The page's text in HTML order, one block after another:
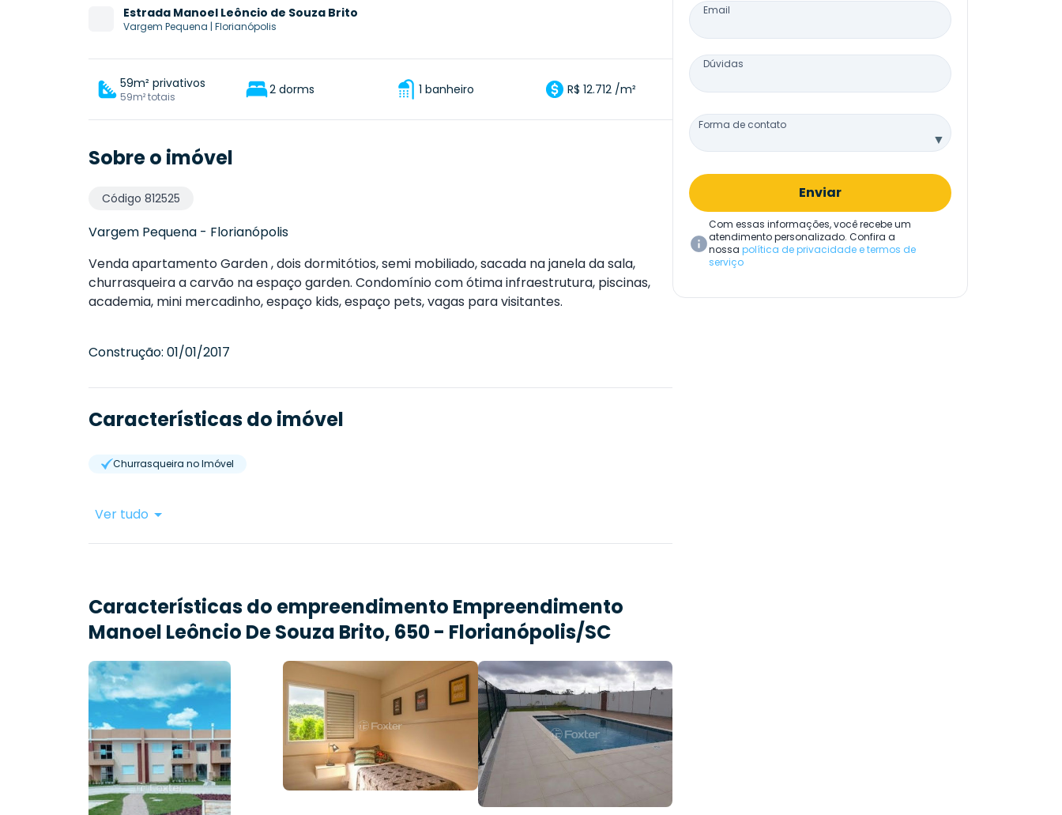
Estrada Manoel Leôncio de Souza Brito
Vargem Pequena | Florianópolis
59m² privativos
59m² totais 2 dorms 1 banheiro R$ 12.712 /m²
Sobre o imóvel
Código 812525
Vargem Pequena - Florianópolis
Venda apartamento Garden , dois dormitótios, semi mobiliado, sacada na janela da sala,
churrasqueira a carvão na espaço garden. Condomínio com ótima infraestrutura, piscinas,
academia, mini mercadinho, espaço kids, espaço pets, vagas para visitantes.
Construção: 01/01/2017
Características do imóvel
Churrasqueira no Imóvel
Ver tudo
Características do empreendimento Empreendimento
Manoel Leôncio De Souza Brito, 650 - Florianópolis/SC
Email
Dúvidas
Forma de contato
▼
Enviar
Com essas informações, você recebe um
atendimento personalizado. Confira a
nossa política de privacidade e termos de
serviço